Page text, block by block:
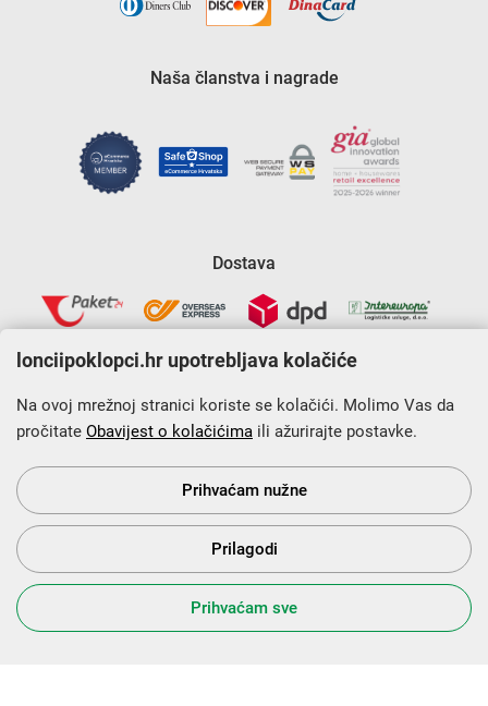
Naša članstva i nagrade
Dostava
Krajnji primatelj financijskog instrumenta sufinanciranog iz
Europskog fonda za regionalni razvoj u sklopu Operativnog
programa „Konkurentnost i kohezija”.
s Vama od 2014. godine!
lonciipoklopci.hr upotrebljava kolačiće
Na ovoj mrežnoj stranici koriste se kolačići. Molimo Vas da
pročitate Obavijest o kolačićima ili ažurirajte postavke.
Prihvaćam nužne
Prilagodi
Prihvaćam sve